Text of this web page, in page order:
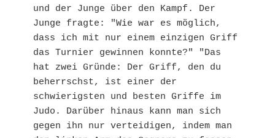
und der Junge über den Kampf. Der
Junge fragte: "Wie war es möglich,
dass ich mit nur einem einzigen Griff
das Turnier gewinnen konnte?" "Das
hat zwei Gründe: Der Griff, den du
beherrschst, ist einer der
schwierigsten und besten Griffe im
Judo. Darüber hinaus kann man sich
gegen ihn nur verteidigen, indem man